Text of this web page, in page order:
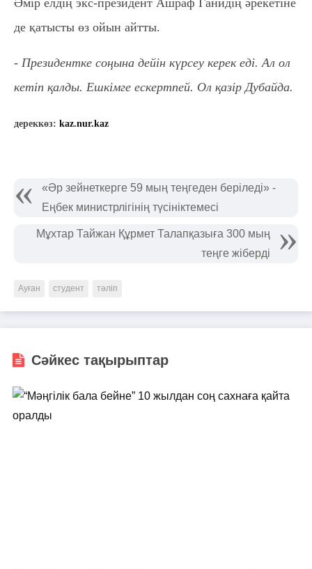
Әмір елдің экс-президент Ашраф Ганидің әрекетіне
де қатысты өз ойын айтты.
- Президентке соңына дейін күрсеу керек еді. Ал ол
кетіп қалды. Ешкімге ескертпей. Ол қазір Дубайда.
дереккөз: kaz.nur.kaz
«Әр зейнеткерге 59 мың теңгеден беріледі» -
Еңбек министрлігінің түсініктемесі
Мұхтар Тайжан Құрмет Талапқазыға 300 мың
теңге жіберді
Ауған студент тәліп
Сәйкес тақырыптар